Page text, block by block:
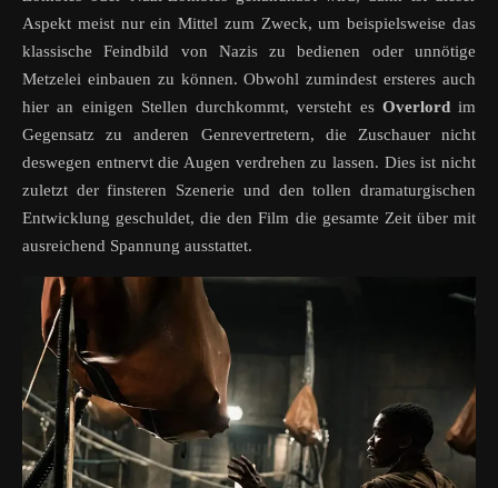
Aspekt meist nur ein Mittel zum Zweck, um beispielsweise das
klassische Feindbild von Nazis zu bedienen oder unnötige
Metzelei einbauen zu können. Obwohl zumindest ersteres auch
hier an einigen Stellen durchkommt, versteht es Overlord im
Gegensatz zu anderen Genrevertretern, die Zuschauer nicht
deswegen entnervt die Augen verdrehen zu lassen. Dies ist nicht
zuletzt der finsteren Szenerie und den tollen dramaturgischen
Entwicklung geschuldet, die den Film die gesamte Zeit über mit
ausreichend Spannung ausstattet.